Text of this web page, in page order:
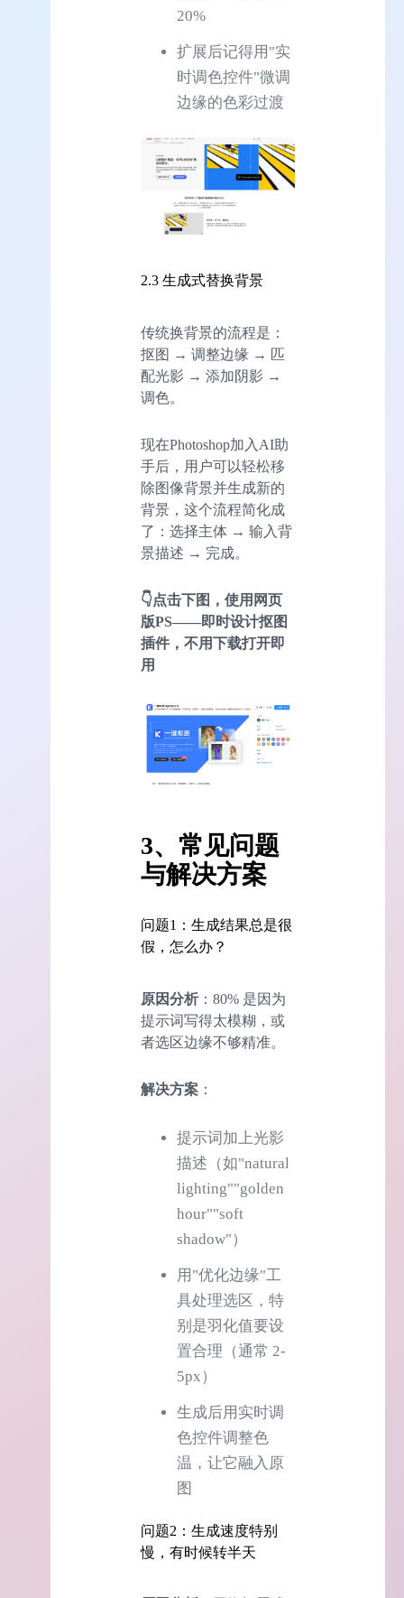
20%
扩展后记得用"实
时调色控件"微调
边缘的色彩过渡
2.3 生成式替换背景
传统换背景的流程是：
抠图 → 调整边缘 → 匹
配光影 → 添加阴影 →
调色。
现在Photoshop加入AI助
手后，用户可以轻松移
除图像背景并生成新的
背景，这个流程简化成
了：选择主体 → 输入背
景描述 → 完成。
👇点击下图，使用网页
版PS——即时设计抠图
插件，不用下载打开即
用
3、常见问题
与解决方案
问题1：生成结果总是很
假，怎么办？
原因分析 ：80% 是因为
提示词写得太模糊，或
者选区边缘不够精准。
解决方案 ：
提示词加上光影
描述（如"natural
lighting""golden
hour""soft
shadow"）
用"优化边缘"工
具处理选区，特
别是羽化值要设
置合理（通常 2-
5px）
生成后用实时调
色控件调整色
温，让它融入原
图
问题2：生成速度特别
慢，有时候转半天